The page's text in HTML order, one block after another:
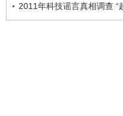
2011年科技谣言真相调查 “